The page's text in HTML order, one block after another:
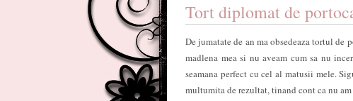
Tort diplomat de
De jumatate de an ma obsedeaza tortul de
madlena mea si nu aveam cum sa nu
seamana perfect cu cel al matusii mele.
multumita de rezultat, tinand cont ca nu